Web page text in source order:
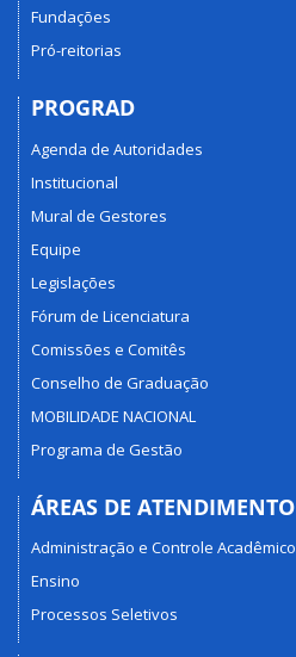
Fundações
Pró-reitorias
PROGRAD
Agenda de Autoridades
Institucional
Mural de Gestores
Equipe
Legislações
Fórum de Licenciatura
Comissões e Comitês
Conselho de Graduação
MOBILIDADE NACIONAL
Programa de Gestão
ÁREAS DE ATENDIMENTO
Administração e Controle Acadêmico
Ensino
Processos Seletivos